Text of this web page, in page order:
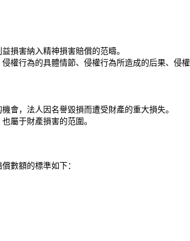
損害納入精神損害賠償的范疇。
權行為的具體情節、侵權行為所造成的后果、侵權
會，法人因名譽毀損而遭受財產的重大損失。
屬于財產損害的范圍。
數額的標準如下：